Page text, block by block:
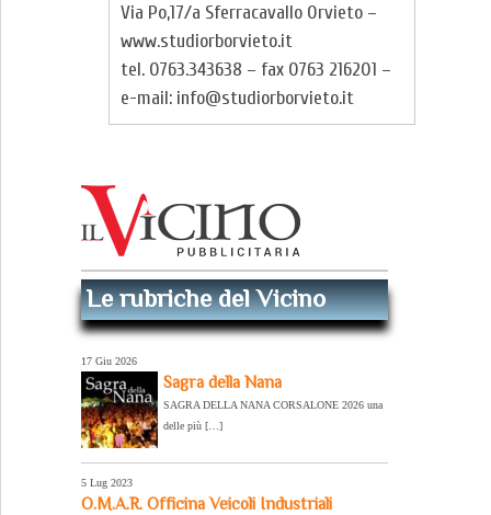
Via Po,17/a Sferracavallo Orvieto –
www.studiorborvieto.it
tel. 0763.343638 – fax 0763 216201 –
e-mail: info@studiorborvieto.it
Le rubriche del Vicino
17 Giu 2026
Sagra della Nana
SAGRA DELLA NANA CORSALONE 2026 una
delle più […]
5 Lug 2023
O.M.A.R. Officina Veicoli Industriali